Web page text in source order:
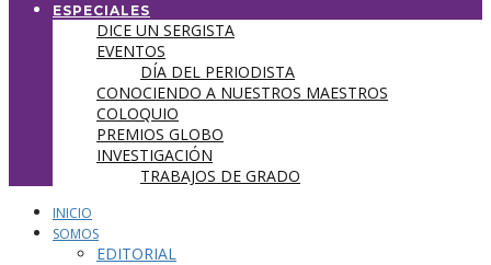
ESPECIALES
DICE UN SERGISTA
EVENTOS
DÍA DEL PERIODISTA
CONOCIENDO A NUESTROS MAESTROS
COLOQUIO
PREMIOS GLOBO
INVESTIGACIÓN
TRABAJOS DE GRADO
INICIO
SOMOS
EDITORIAL